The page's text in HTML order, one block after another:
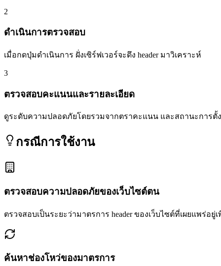
2
ดำเนินการตรวจสอบ
เมื่อกดปุ่มดำเนินการ ฝั่งเซิร์ฟเวอร์จะดึง header มาวิเคราะห์
3
ตรวจสอบคะแนนและรายละเอียด
ดูระดับความปลอดภัยโดยรวมจากตราคะแนน และสถานะการตั้ง
กรณีการใช้งาน
ตรวจสอบความปลอดภัยของเว็บไซต์ตน
ตรวจสอบเป็นระยะว่ามาตรการ header ของเว็บไซต์ที่เผยแพร่อยู่
ค้นหาช่องโหว่ของมาตรการ